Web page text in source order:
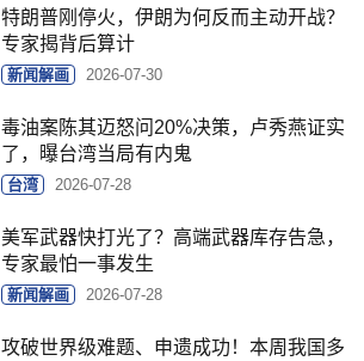
特朗普刚停火，伊朗为何反而主动开战？
专家揭背后算计
新闻解画 2026-07-30
毒油案陈其迈怒问20%决策，卢秀燕证实
了，曝台湾当局有内鬼
台湾 2026-07-28
美军武器快打光了？高端武器库存告急，
专家最怕一事发生
新闻解画 2026-07-28
攻破世界级难题、申遗成功！本周我国多